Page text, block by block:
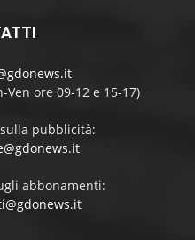
Ven ore 09-12 e 15-17)
pubblicità:
abbonamenti: